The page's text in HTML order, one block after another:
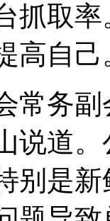
抓取
高自己
务副
说道
别是